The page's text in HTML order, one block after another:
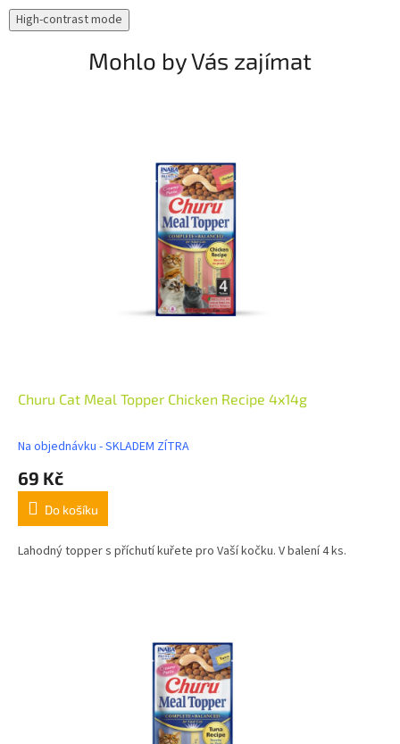
High-contrast mode
Mohlo by Vás zajímat
Churu Cat Meal Topper Chicken Recipe 4x14g
Na objednávku - SKLADEM ZÍTRA
69 Kč
Do košíku
Lahodný topper s příchutí kuřete pro Vaší kočku. V balení 4 ks.